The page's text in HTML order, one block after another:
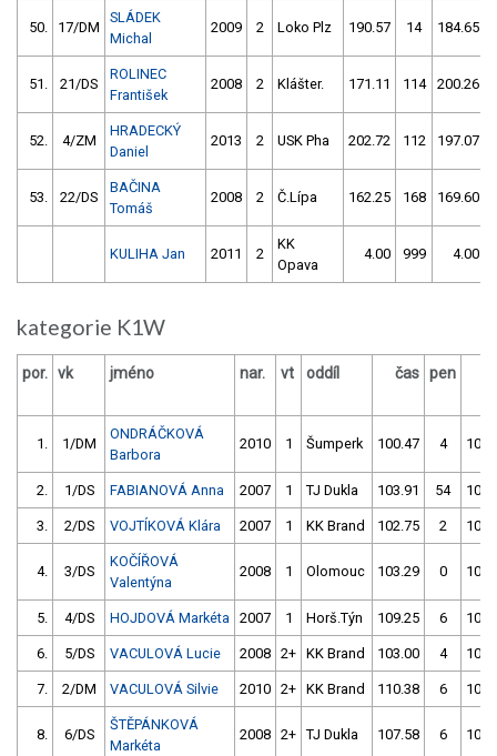
50. 17/DM
SLÁDEK
Michal
2009 2 Loko Plz 190.57 14 184.65
51. 21/DS
ROLINEC
František
2008 2 Klášter. 171.11 114 200.26
52. 4/ZM
HRADECKÝ
Daniel
2013 2 USK Pha 202.72 112 197.07
53. 22/DS
BAČINA
Tomáš
2008 2 Č.Lípa 162.25 168 169.60
KULIHA Jan 2011 2
KK
Opava
4.00 999 4.00
kategorie K1W
por. vk jméno nar. vt oddíl čas pen
1. 1/DM
ONDRÁČKOVÁ
Barbora
2010 1 Šumperk 100.47 4
2. 1/DS FABIANOVÁ Anna 2007 1 TJ Dukla 103.91 54
3. 2/DS VOJTÍKOVÁ Klára 2007 1 KK Brand 102.75 2
4. 3/DS
KOČÍŘOVÁ
Valentýna
2008 1 Olomouc 103.29 0
5. 4/DS HOJDOVÁ Markéta 2007 1 Horš.Týn 109.25 6
6. 5/DS VACULOVÁ Lucie 2008 2+ KK Brand 103.00 4
7. 2/DM VACULOVÁ Silvie 2010 2+ KK Brand 110.38 6
8. 6/DS
ŠTĚPÁNKOVÁ
Markéta
2008 2+ TJ Dukla 107.58 6